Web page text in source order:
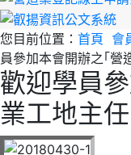
您目前位置： 首頁 會
員參加本會開辦之｢營
歡迎學員
業工地主